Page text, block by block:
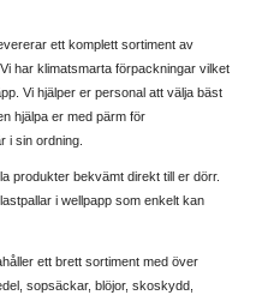
ett komplett sortiment av
har klimatsmarta förpackningar vilket
Vi hjälper er personal att välja bäst
hjälpa er med pärm för
i sin ordning.
produkter bekvämt direkt till er dörr.
i wellpapp som enkelt kan
ett brett sortiment med över
sopsäckar, blöjor, skoskydd,